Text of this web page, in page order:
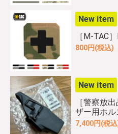
New item
［M-TAC
800円(税込)
New item
［警察放
ザー用ホル
7,400円(税